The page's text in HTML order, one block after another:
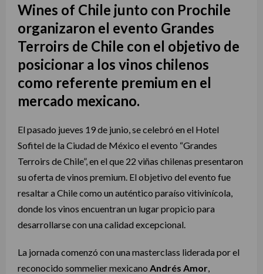
Wines of Chile junto con Prochile
organizaron el evento Grandes
Terroirs de Chile con el objetivo de
posicionar a los vinos chilenos
como referente premium en el
mercado mexicano.
El pasado jueves 19 de junio, se celebró en el Hotel
Sofitel de la Ciudad de México el evento “Grandes
Terroirs de Chile”, en el que 22 viñas chilenas presentaron
su oferta de vinos premium. El objetivo del evento fue
resaltar a Chile como un auténtico paraíso vitivinícola,
donde los vinos encuentran un lugar propicio para
desarrollarse con una calidad excepcional.
La jornada comenzó con una masterclass liderada por el
reconocido sommelier mexicano Andrés Amor